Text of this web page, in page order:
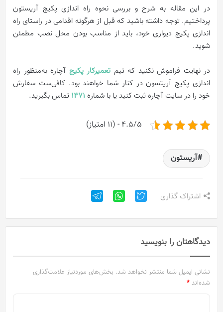
در این مقاله به شرح و بررسی نحوه راه اندازی پکیج آریستون
پرداختیم. توجه داشته باشید که قبل از هرگونه اقدامی در راستای راه
اندازی پکیج دیواری خود، باید از مناسب بودن محل نصب مطمئن
شوید.
در نهایت فراموش نکنید که تیم تعمیرکار پکیج آچاره به‌منظور راه
اندازی پکیج آریتسون در کنار شما خواهند بود. کافی‌ست سفارش
خود را در سایت آچاره ثبت کنید یا با شماره 1471 تماس بگیرید.
4.5/5 - (11 امتیاز)
آریستون
اشتراک گذاری
دیدگاهتان را بنویسید
نشانی ایمیل شما منتشر نخواهد شد. بخش‌های موردنیاز علامت‌گذاری
شده‌اند *